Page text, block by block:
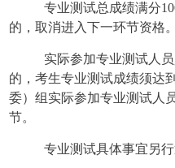
专业测试总成绩满分
的，取消进入下一环节资格。
实际参加专业测试人
的，考生专业测试成绩须达到
委）组实际参加专业测试人
节。
专业测试具体事宜另行